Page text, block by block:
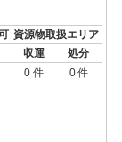
資源物取扱エリア
収運
処分
0 件 0 件